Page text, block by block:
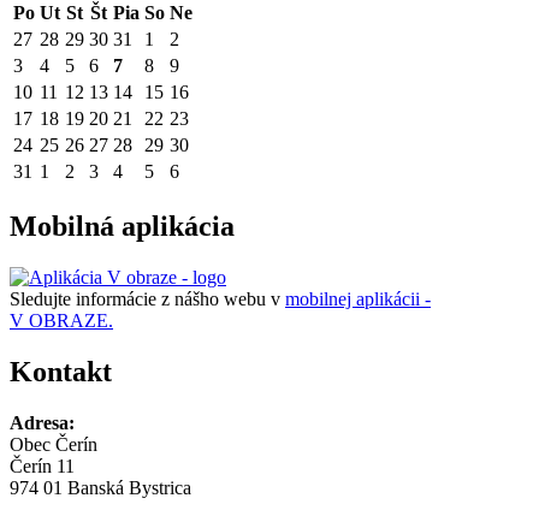
Po Ut St Št Pia So Ne
27 28 29 30 31 1
2
3
4 5 6 7 8
9
10 11 12 13 14 15 16
17 18 19 20 21 22 23
24 25 26 27 28 29 30
31 1 2 3 4 5 6
Mobilná aplikácia
Sledujte informácie z nášho webu v mobilnej aplikácii -
V OBRAZE.
Kontakt
Adresa:
Obec Čerín
Čerín 11
974 01 Banská Bystrica